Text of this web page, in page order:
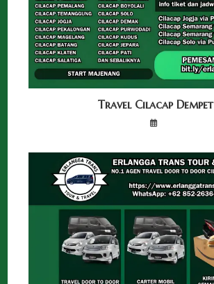
Travel Cilacap Dempet